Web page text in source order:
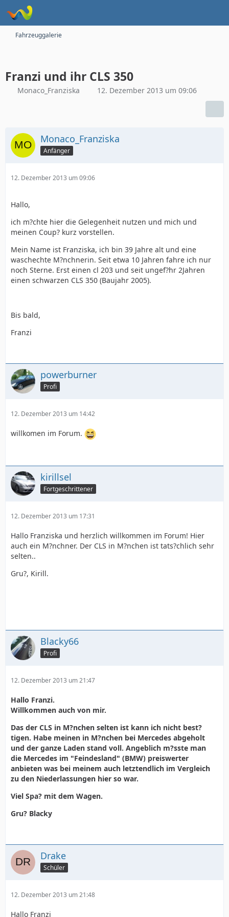
Fahrzeuggalerie
Franzi und ihr CLS 350
Monaco_Franziska 12. Dezember 2013 um 09:06
Monaco_Franziska
Anfänger
12. Dezember 2013 um 09:06
Hallo,
ich m?chte hier die Gelegenheit nutzen und mich und
meinen Coup? kurz vorstellen.
Mein Name ist Franziska, ich bin 39 Jahre alt und eine
waschechte M?nchnerin. Seit etwa 10 Jahren fahre ich nur
noch Sterne. Erst einen cl 203 und seit ungef?hr 2Jahren
einen schwarzen CLS 350 (Baujahr 2005).
Bis bald,
Franzi
powerburner
Profi
12. Dezember 2013 um 14:42
willkomen im Forum.
kirillsel
Fortgeschrittener
12. Dezember 2013 um 17:31
Hallo Franziska und herzlich willkommen im Forum! Hier
auch ein M?nchner. Der CLS in M?nchen ist tats?chlich sehr
selten..
Gru?, Kirill.
Blacky66
Profi
12. Dezember 2013 um 21:47
Hallo Franzi.
Willkommen auch von mir.
Das der CLS in M?nchen selten ist kann ich nicht best?
tigen. Habe meinen in M?nchen bei Mercedes abgeholt
und der ganze Laden stand voll. Angeblich m?sste man
die Mercedes im "Feindesland" (BMW) preiswerter
anbieten was bei meinem auch letztendlich im Vergleich
zu den Niederlassungen hier so war.
Viel Spa? mit dem Wagen.
Gru? Blacky
Drake
Schüler
12. Dezember 2013 um 21:48
Hallo Franzi